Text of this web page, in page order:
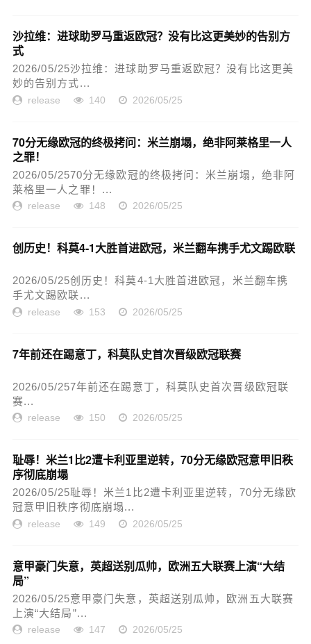
沙拉维：进球助罗马重返欧冠？没有比这更美妙的告别方
式
2026/05/25沙拉维：进球助罗马重返欧冠？没有比这更美
妙的告别方式...
release 140 2026/05/25
70分无缘欧冠的终极拷问：米兰崩塌，绝非阿莱格里一人
之罪！
2026/05/2570分无缘欧冠的终极拷问：米兰崩塌，绝非阿
莱格里一人之罪！...
release 148 2026/05/25
创历史！科莫4-1大胜首进欧冠，米兰翻车携手尤文踢欧联
2026/05/25创历史！科莫4-1大胜首进欧冠，米兰翻车携
手尤文踢欧联...
release 153 2026/05/25
7年前还在踢意丁，科莫队史首次晋级欧冠联赛
2026/05/257年前还在踢意丁，科莫队史首次晋级欧冠联
赛...
release 150 2026/05/25
耻辱！米兰1比2遭卡利亚里逆转，70分无缘欧冠意甲旧秩
序彻底崩塌
2026/05/25耻辱！米兰1比2遭卡利亚里逆转，70分无缘欧
冠意甲旧秩序彻底崩塌...
release 149 2026/05/25
意甲豪门失意，英超送别瓜帅，欧洲五大联赛上演“大结
局”
2026/05/25意甲豪门失意，英超送别瓜帅，欧洲五大联赛
上演“大结局”...
release 147 2026/05/25